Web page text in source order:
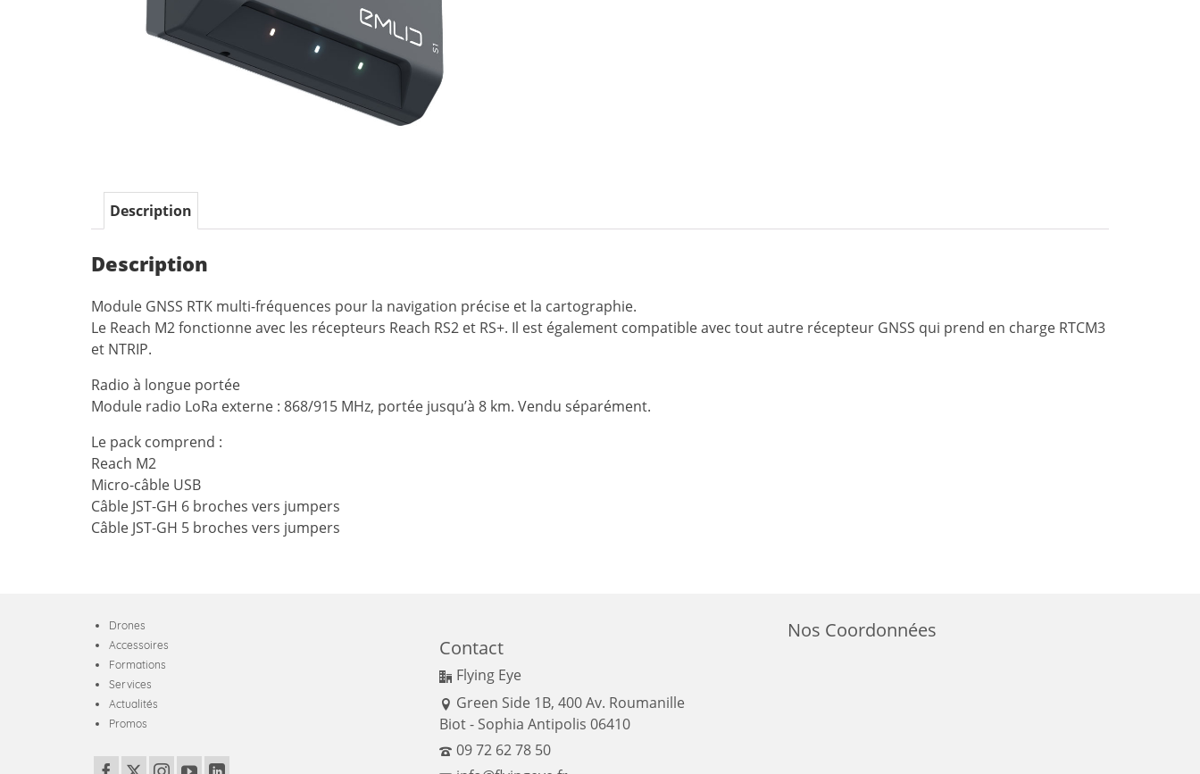
Description
Description
Module GNSS RTK multi-fréquences pour la navigation précise et la cartographie.
Le Reach M2 fonctionne avec les récepteurs Reach RS2 et RS+. Il est également compatible avec tout autre récepteur GNSS qui prend en charge RTCM3
et NTRIP.
Radio à longue portée
Module radio LoRa externe : 868/915 MHz, portée jusqu’à 8 km. Vendu séparément.
Le pack comprend :
Reach M2
Micro-câble USB
Câble JST-GH 6 broches vers jumpers
Câble JST-GH 5 broches vers jumpers
Drones
Accessoires
Formations
Services
Actualités
Promos
Contact
Flying Eye
Green Side 1B, 400 Av. Roumanille
Biot - Sophia Antipolis 06410
09 72 62 78 50
Nos Coordonnées